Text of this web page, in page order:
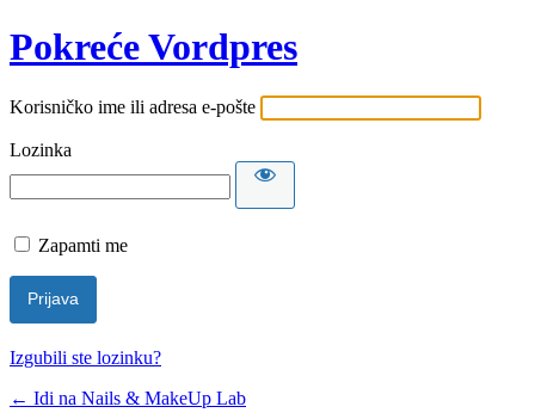
Pokreće Vordpres
Korisničko ime ili adresa e-pošte
Lozinka
Zapamti me
Izgubili ste lozinku?
← Idi na Nails & MakeUp Lab